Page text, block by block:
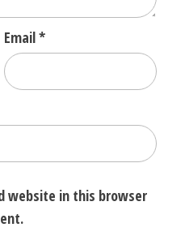
Email*
website in this browser